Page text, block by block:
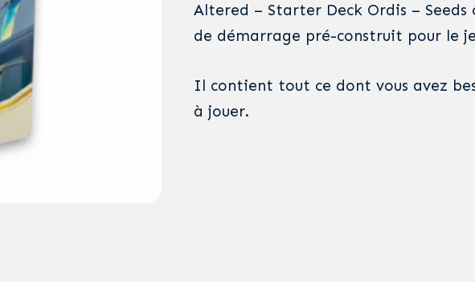
Altered – Starter Deck Ordis –
de démarrage pré-construit pour le
Il contient tout ce dont vous avez
à jouer.